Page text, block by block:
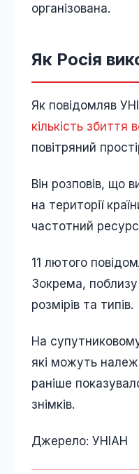
організована.
Як Росія
Як повідомляв
кількість
повітряний
Він розповів, що
на території
частотний
11 лютого
Зокрема, поблизу
розмірів та типів.
На
які можуть
раніше
знімків.
Джерело: УНІАН